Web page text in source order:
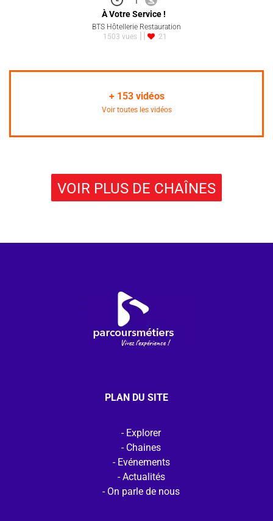
À Votre Service !
BTS Hôtellerie Restauration
1503 vues
21
+ 153vidéos
Voir toutes les vidéos
VOIR PLUS DE CHAÎNES
PLAN DU SITE
Explorer
Chaines
Evénements
Actualités
On parle de nous